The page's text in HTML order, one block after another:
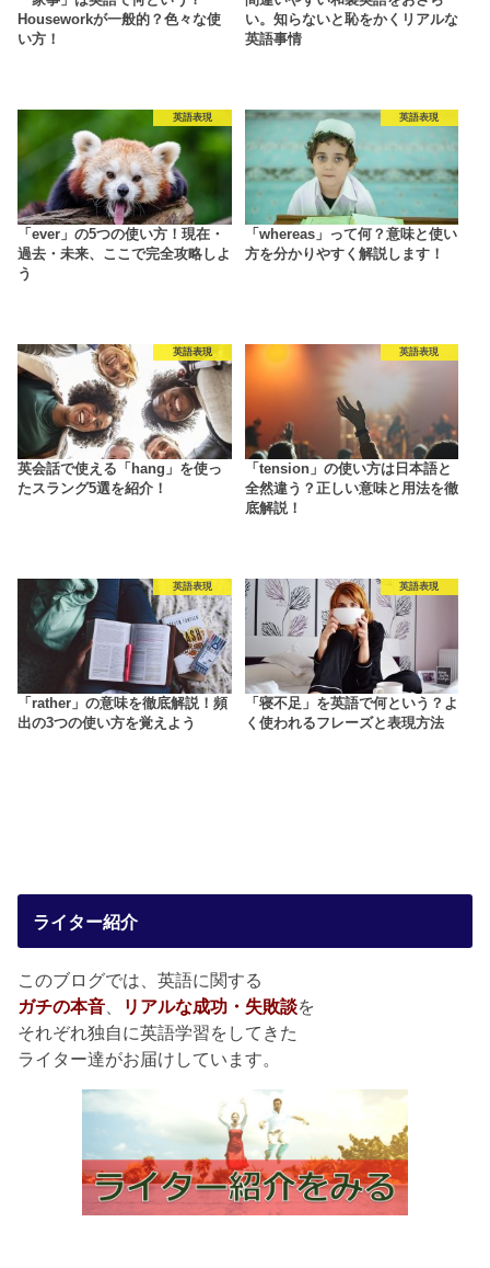
Houseworkが一般的？色々な使
い方！
い。知らないと恥をかくリアルな
英語事情
英語表現
「ever」の5つの使い方！現在・
過去・未来、ここで完全攻略しよ
う
英語表現
「whereas」って何？意味と使い
方を分かりやすく解説します！
英語表現
英会話で使える「hang」を使っ
たスラング5選を紹介！
英語表現
「tension」の使い方は日本語と
全然違う？正しい意味と用法を徹
底解説！
英語表現
「rather」の意味を徹底解説！頻
出の3つの使い方を覚えよう
英語表現
「寝不足」を英語で何という？よ
く使われるフレーズと表現方法
ライター紹介
このブログでは、英語に関する
ガチの本音
リアルな成功・失敗談を
それぞれ独自に英語学習をしてきた
ライター達がお届けしています。